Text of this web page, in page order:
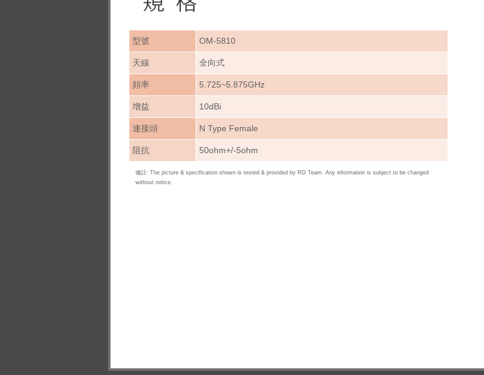
型號 OM-5810
天線 全向式
頻率 5.725~5.875GHz
增益 10dBi
連接頭 N Type Female
阻抗 50ohm+/-5ohm
備註: The picture & specification shown is tested & provided by RD Team. Any information is subject to be changed
without notice.